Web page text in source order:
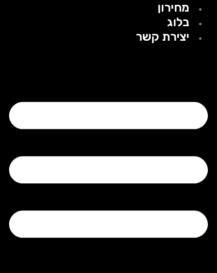
מחירון
בלוג
יצירת קשר